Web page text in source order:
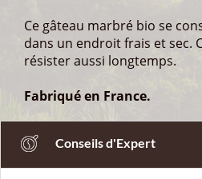
Ce gâteau marbré bio se
dans un endroit frais et sec.
résister aussi longtemps.
Fabriqué en France.
Conseils d'Expert